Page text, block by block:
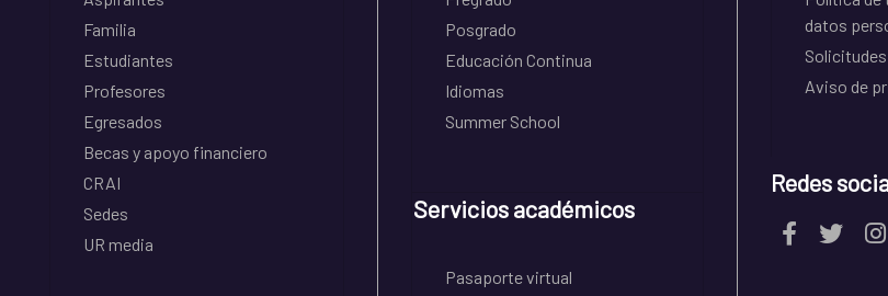
Familia
Estudiantes
Profesores
Egresados
Becas y apoyo financiero
CRAI
Sedes
UR media
Posgrado
Educación Continua
Idiomas
Summer School
Servicios académicos
Pasaporte virtual
datos
Solicitudes
Aviso de
Redes